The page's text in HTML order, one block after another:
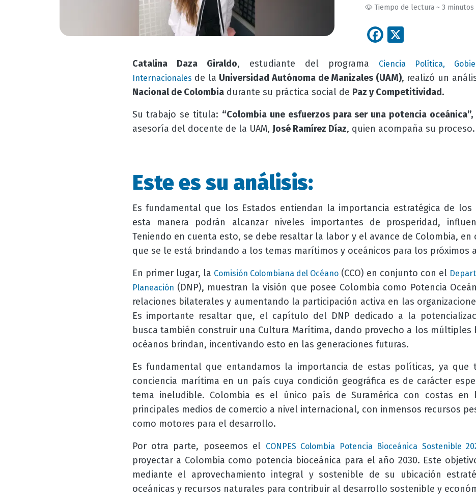
Tiempo de lectura ~ 3 minutos
Facebook
Catalina Daza Giraldo, estudiante del programa
Ciencia Política,
Internacionales de la Universidad Autónoma de Manizales (UAM), realizó un
Nacional de Colombiadurante su práctica social de Paz y Competitividad.
Su trabajo se titula: “Colombia une esfuerzos para ser una potencia oceánica”,
asesoría del docente de la UAM, José Ramírez Díaz, quien acompaña su proceso.
Este es su análisis:
Es fundamental que los Estados entiendan la importancia estratégica de los
esta manera podrán alcanzar niveles importantes de prosperidad,
Teniendo en cuenta esto, se debe resaltar la labor y el avance de Colombia,
que se le está brindando a los temas marítimos y oceánicos para los próximos
En primer lugar, la Comisión Colombiana del Océano(CCO) en conjunto con el
Planeación (DNP), muestran la visión que posee Colombia como Potencia
relaciones bilaterales y aumentando la participación activa en las
Es importante resaltar que, el capítulo del DNP dedicado a la
busca también construir una Cultura Marítima, dando provecho a los múltiples
océanos brindan, incentivando esto en las generaciones futuras.
Es fundamental que entandamos la importancia de estas políticas, ya que
conciencia marítima en un país cuya condición geográfica es de carácter
tema ineludible. Colombia es el único país de Suramérica con costas en
principales medios de comercio a nivel internacional, con inmensos recursos
como motores para el desarrollo.
Por otra parte, poseemos el CONPES Colombia Potencia Bioceánica Sostenible
proyectar a Colombia como potencia bioceánica para el año 2030. Este
mediante el aprovechamiento integral y sostenible de su ubicación
oceánicas y recursos naturales para contribuir al desarrollo sostenible y